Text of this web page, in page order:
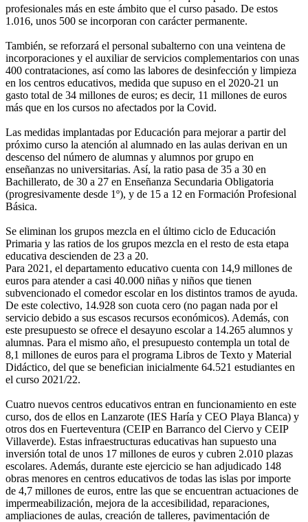
profesionales más en este ámbito que el curso pasado. De estos
1.016, unos 500 se incorporan con carácter permanente.
También, se reforzará el personal subalterno con una veintena de
incorporaciones y el auxiliar de servicios complementarios con unas
400 contrataciones, así como las labores de desinfección y limpieza
en los centros educativos, medida que supuso en el 2020-21 un
gasto total de 34 millones de euros; es decir, 11 millones de euros
más que en los cursos no afectados por la Covid.
Las medidas implantadas por Educación para mejorar a partir del
próximo curso la atención al alumnado en las aulas derivan en un
descenso del número de alumnas y alumnos por grupo en
enseñanzas no universitarias. Así, la ratio pasa de 35 a 30 en
Bachillerato, de 30 a 27 en Enseñanza Secundaria Obligatoria
(progresivamente desde 1º), y de 15 a 12 en Formación Profesional
Básica.
Se eliminan los grupos mezcla en el último ciclo de Educación
Primaria y las ratios de los grupos mezcla en el resto de esta etapa
educativa descienden de 23 a 20.
Para 2021, el departamento educativo cuenta con 14,9 millones de
euros para atender a casi 40.000 niñas y niños que tienen
subvencionado el comedor escolar en los distintos tramos de ayuda.
De este colectivo, 14.928 son cuota cero (no pagan nada por el
servicio debido a sus escasos recursos económicos). Además, con
este presupuesto se ofrece el desayuno escolar a 14.265 alumnos y
alumnas. Para el mismo año, el presupuesto contempla un total de
8,1 millones de euros para el programa Libros de Texto y Material
Didáctico, del que se benefician inicialmente 64.521 estudiantes en
el curso 2021/22.
Cuatro nuevos centros educativos entran en funcionamiento en este
curso, dos de ellos en Lanzarote (IES Haría y CEO Playa Blanca) y
otros dos en Fuerteventura (CEIP en Barranco del Ciervo y CEIP
Villaverde). Estas infraestructuras educativas han supuesto una
inversión total de unos 17 millones de euros y cubren 2.010 plazas
escolares. Además, durante este ejercicio se han adjudicado 148
obras menores en centros educativos de todas las islas por importe
de 4,7 millones de euros, entre las que se encuentran actuaciones de
impermeabilización, mejora de la accesibilidad, reparaciones,
ampliaciones de aulas, creación de talleres, pavimentación de